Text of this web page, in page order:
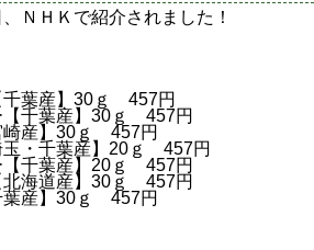
ＮＨＫで紹介されました！
葉産】30ｇ 457円
千葉産】30ｇ 457円
産】30ｇ 457円
・千葉産】20ｇ 457円
千葉産】20ｇ 457円
海道産】30ｇ 457円
産】30ｇ 457円